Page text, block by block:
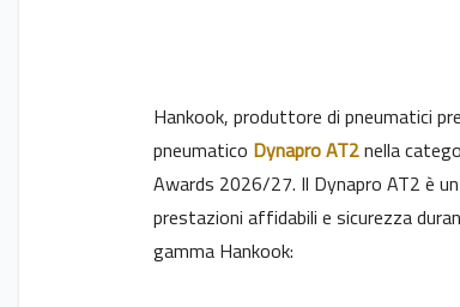
Hankook, produttore di pneumatici
pneumatico Dynapro AT2nella
Awards 2026/27. Il Dynapro AT2 è
prestazioni affidabili e sicurezza
gamma Hankook: